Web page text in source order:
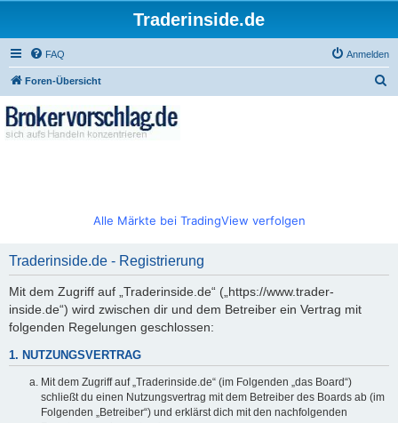
Traderinside.de
FAQ Anmelden
Foren-Übersicht
Alle Märkte bei TradingView verfolgen
Traderinside.de - Registrierung
Mit dem Zugriff auf „Traderinside.de“ („https://www.trader-
inside.de“) wird zwischen dir und dem Betreiber ein Vertrag mit
folgenden Regelungen geschlossen:
1. NUTZUNGSVERTRAG
Mit dem Zugriff auf „Traderinside.de“ (im Folgenden „das Board“)
schließt du einen Nutzungsvertrag mit dem Betreiber des Boards ab (im
Folgenden „Betreiber“) und erklärst dich mit den nachfolgenden